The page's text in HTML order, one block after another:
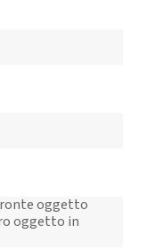
oggetto
oggetto in